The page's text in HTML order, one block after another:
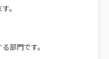
。
部門です。